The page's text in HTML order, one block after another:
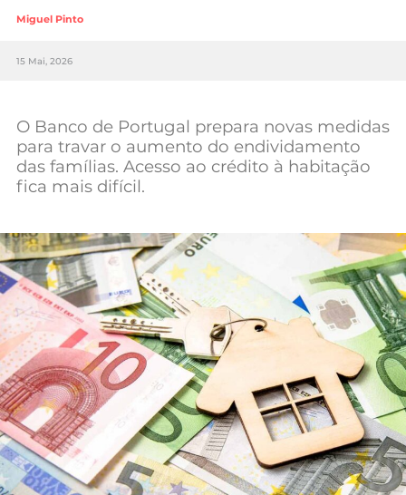
Sociedade
Tecnologia
Negócios
Mundial 2026
Miguel Pinto
15 Mai, 2026
O Banco de Portugal prepara novas medidas
para travar o aumento do endividamento
das famílias. Acesso ao crédito à habitação
fica mais difícil.